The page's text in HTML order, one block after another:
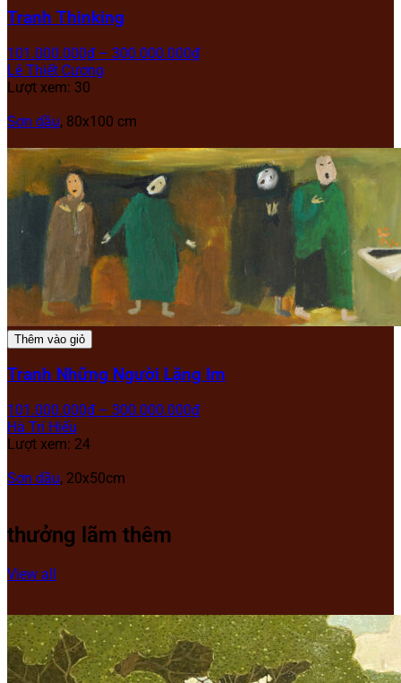
Tranh Thinking
101.000.000₫ – 300.000.000₫
Lê Thiết Cương
Lượt xem: 30
Sơn dầu, 80x100 cm
Thêm vào giỏ
Tranh Những Người Lặng Im
101.000.000₫ – 300.000.000₫
Hà Trí Hiếu
Lượt xem: 24
Sơn dầu, 20x50cm
thưởng lãm thêm
View all